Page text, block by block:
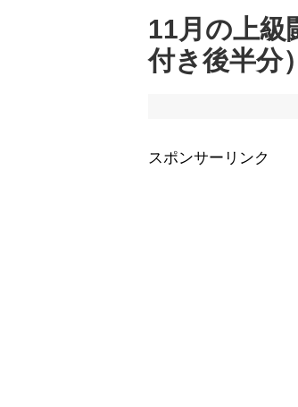
11月の上級
付き後半分）
スポンサーリンク